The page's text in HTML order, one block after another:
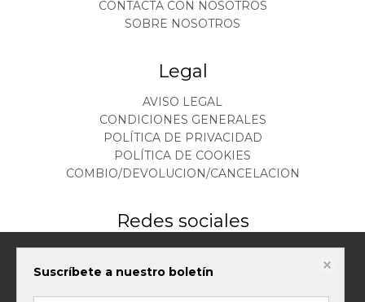
CONTACTA CON NOSOTROS
SOBRE NOSOTROS
Legal
AVISO LEGAL
CONDICIONES GENERALES
POLÍTICA DE PRIVACIDAD
POLÍTICA DE COOKIES
COMBIO/DEVOLUCION/CANCELACION
Redes sociales
Este sitio web almacena datos como cookies para habilitar la funcionalidad
necesaria del sitio, incluidos análisis y personalización. Puede cambiar su
predeterminada.
Suscríbete a nuestro boletín